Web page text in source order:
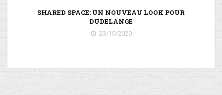
SHARED SPACE: UN NOUVEAU LOOK POUR
DUDELANGE
23/10/2020